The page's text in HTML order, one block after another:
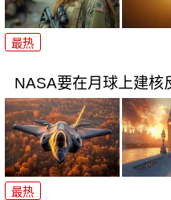
最热
NASA要在月球上建核
最热